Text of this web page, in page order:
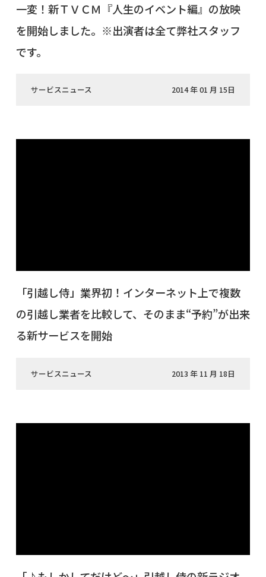
一変！新ＴＶＣＭ『人生のイベント編』の放映
を開始しました。※出演者は全て弊社スタッフ
です。
サービスニュース 2014 年 01 月 15日
「引越し侍」業界初！インターネット上で複数
の引越し業者を比較して、そのまま“予約”が出来
る新サービスを開始
サービスニュース 2013 年 11 月 18日